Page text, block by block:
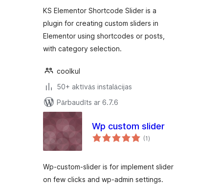
KS Elementor Shortcode Slider is a
plugin for creating custom sliders in
Elementor using shortcodes or posts,
with category selection.
coolkul
50+ aktīvās instalācijas
Pārbaudīts ar 6.7.6
Wp custom slider
(1vērtējumu
kopsumma
)
Wp-custom-slider is for implement slider
on few clicks and wp-admin settings.